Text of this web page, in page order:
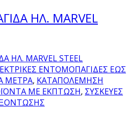
ΗΛ. MARVEL
ΕΝΤΟΜΟΠΑΓΙΔΕΣ ΕΩΣ
ΜΕΤΡΑ, ΚΑΤΑΠΟΛΕΜΗΣΗ
ΜΕ ΕΚΠΤΩΣΗ, ΣΥΣΚΕΥΕΣ